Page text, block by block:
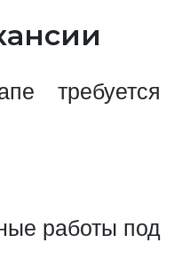
требуется
работы под